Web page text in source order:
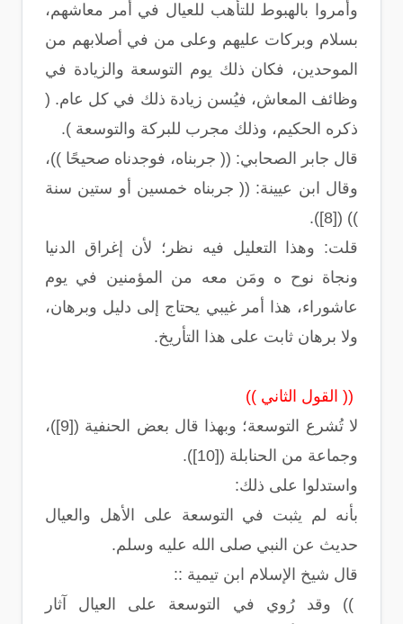
وأُمروا بالهبوط للتأهب للعيال في أمر معاشهم،
بسلام وبركات عليهم وعلى من في أصلابهم من
الموحدين، فكان ذلك يوم التوسعة والزيادة في
وظائف المعاش، فيُسن زيادة ذلك في كل عام. (
ذكره الحكيم، وذلك مجرب للبركة والتوسعة ).
قال جابر الصحابي: (( جربناه، فوجدناه صحيحًا ))،
وقال ابن عيينة: (( جربناه خمسين أو ستين سنة
)) ([8]).
قلت: وهذا التعليل فيه نظر؛ لأن إغراق الدنيا
ونجاة نوح ه ومَن معه من المؤمنين في يوم
عاشوراء، هذا أمر غيبي يحتاج إلى دليل وبرهان،
ولا برهان ثابت على هذا التأريخ.
(( القول الثاني ))
لا تُشرع التوسعة؛ وبهذا قال بعض الحنفية ([9])،
وجماعة من الحنابلة ([10]).
واستدلوا على ذلك:
بأنه لم يثبت في التوسعة على الأهل والعيال
حديث عن النبي صلى الله عليه وسلم.
قال شيخ الإسلام ابن تيمية ::
)) وقد رُوي في التوسعة على العيال آثار